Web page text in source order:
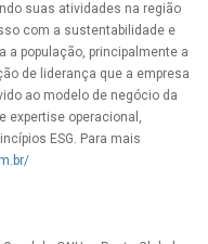
suas atividades na região
com a sustentabilidade e
a população, principalmente a
de liderança que a empresa
ao modelo de negócio da
expertise operacional,
ESG. Para mais